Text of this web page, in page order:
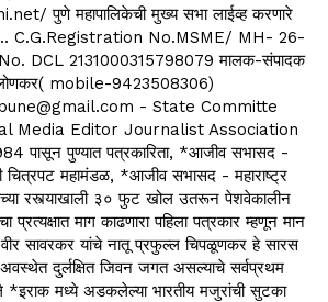
पुणे महापालिकेची मुख्य सभा लाईव्ह करणारे
.. C.G.Registration No.MSME/ MH- 26-
DCL 2131000315798079 मालक-संपादक
mobile-9423508306)
- State Committe
Media Editor Journalist Association
पासून पुण्यात पत्रकारिता, *आजीव सभासद -
चित्रपट महामंडळ, *आजीव सभासद - महाराष्ट्र
रस्त्याखाली ३० फुट खोल उतरून पेशवेकालीन
प्रत्यक्षात माग काढणारा पहिला पत्रकार म्हणून मान
वीर सावरकर यांचे नातू प्रफुल्ल चिपळूणकर हे सारस
अवस्थेत दुर्लक्षित जिवन जगत असल्याचे सर्वप्रथम
*इराक मध्ये अडकलेल्या भारतीय मजुरांची सुटका